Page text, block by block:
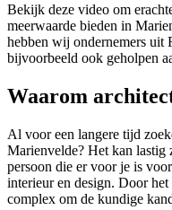
Bekijk deze video om
meerwaarde bieden in
hebben wij ondernemers uit
bijvoorbeeld ook geholpen
Waarom
Al voor een langere tijd
Marienvelde? Het kan lastig
persoon die er voor je is
interieur en design. Door
complex om de kundige